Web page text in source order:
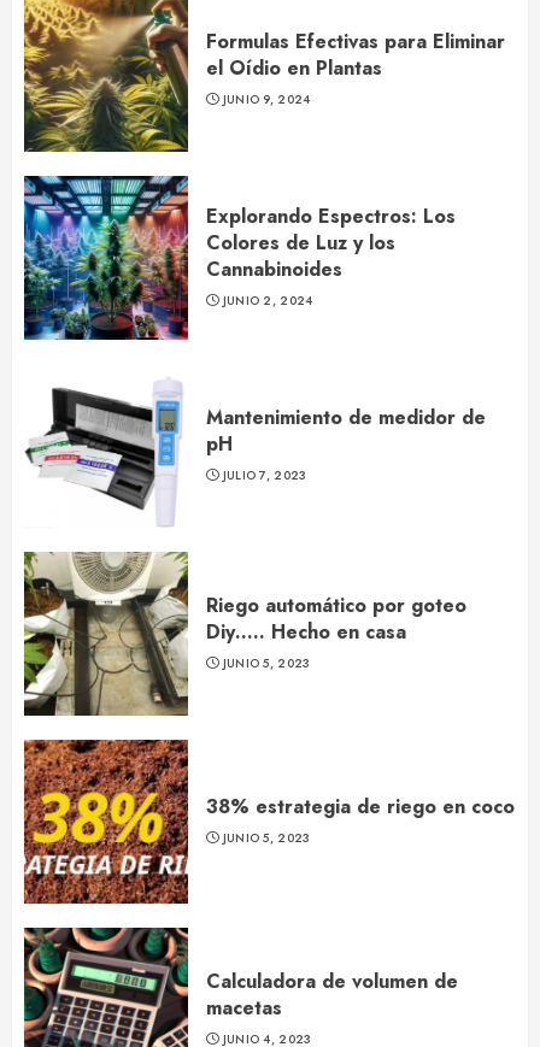
Formulas Efectivas para Eliminar
el Oídio en Plantas
JUNIO 9, 2024
Explorando Espectros: Los
Colores de Luz y los
Cannabinoides
JUNIO 2, 2024
Mantenimiento de medidor de
pH
JULIO 7, 2023
Riego automático por goteo
Diy….. Hecho en casa
JUNIO 5, 2023
38% estrategia de riego en coco
JUNIO 5, 2023
Calculadora de volumen de
macetas
JUNIO 4, 2023